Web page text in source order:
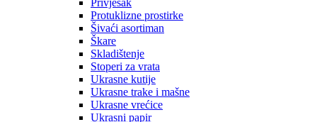
Privjesak
Protuklizne prostirke
Šivaći asortiman
Škare
Skladištenje
Stoperi za vrata
Ukrasne kutije
Ukrasne trake i mašne
Ukrasne vrećice
Ukrasni papir